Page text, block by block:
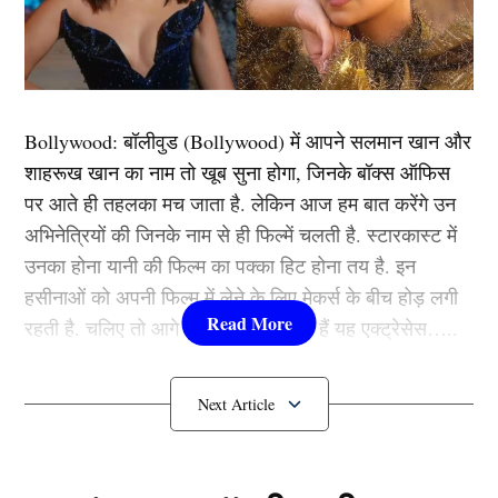
कामयाब रहा था।
Pages: 1 2 3 4 5
TAGGED: Ind vs WI KL Rahul Shubman Gill
Team India
VINIT TRIPATHI
Vinit Tripathi has been active in the media for the past 2 years
and has 2 years of experience in web journalism. He has
obtained a graduate degree from Siddharth University. He has
been providing his...More by Vinit Tripathi
Bollywood:बॉलीवुड (Bollywood)में आपने सलमान खान और
शाहरूख खान का नाम तो खूब सुना होगा, जिनके बॉक्स ऑफिस
पर आते ही तहलका मच जाता है. लेकिन आज हम बात करेंगे उन
अभिनेत्रियों की जिनके नाम से ही फिल्में चलती है. स्टारकास्ट में
उनका होना यानी की फिल्म का पक्का हिट होना तय है. इन
हसीनाओं को अपनी फिल्म में लेने के लिए मेकर्स के बीच होड़ लगी
रहती है. चलिए तो आगे जानते हैं कौन-कौन हैं यह एक्ट्रेसेस…..
कौन हैंBollywood की यह हसीनाएं?